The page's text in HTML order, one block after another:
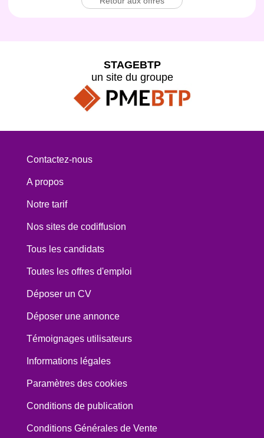
STAGEBTP
un site du groupe
Contactez-nous
A propos
Notre tarif
Nos sites de codiffusion
Tous les candidats
Toutes les offres d'emploi
Déposer un CV
Déposer une annonce
Témoignages utilisateurs
Informations légales
Paramètres des cookies
Conditions de publication
Conditions Générales de Vente